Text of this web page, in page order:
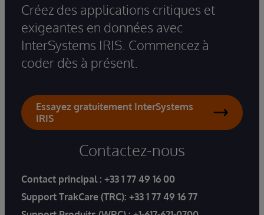
Créez des applications critiques et
exigeantes en données avec
InterSystems IRIS. Commencez à
coder dès à présent.
Essayez gratuitement InterSystems
IRIS
Contactez-nous
Contact principal : +33 1 77 49 16 00
Support TrakCare (TRC): +33 1 77 49 16 77